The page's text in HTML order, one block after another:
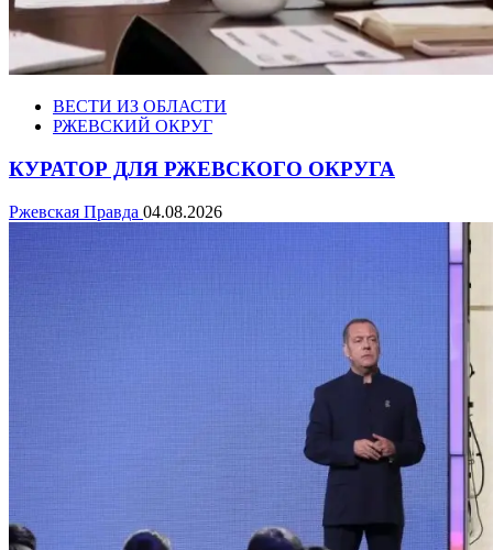
ВЕСТИ ИЗ ОБЛАСТИ
РЖЕВСКИЙ ОКРУГ
КУРАТОР ДЛЯ РЖЕВСКОГО ОКРУГА
Ржевская Правда 04.08.2026